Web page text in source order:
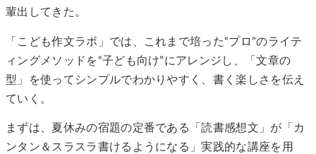
輩出してきた。
「こども作文ラボ」では、これまで培った“プロ”のライテ
ィングメソッドを“子ども向け”にアレンジし、「文章の
型」を使ってシンプルでわかりやすく、書く楽しさを伝え
ていく。
まずは、夏休みの宿題の定番である「読書感想文」が「カ
ンタン＆スラスラ書けるようになる」実践的な講座を用